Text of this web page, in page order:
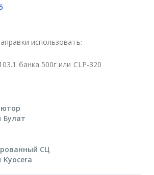
использовать:
банка 500г или CLP-320
Булат
СЦ
Kyocera